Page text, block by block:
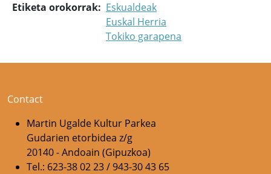
Etiketa orokorrak
Eskualdeak
Euskal Herria
Tokiko garapena
Contact
Martin Ugalde Kultur Parkea
Gudarien etorbidea z/g
20140 - Andoain (Gipuzkoa)
Tel.: 623-38 02 23 / 943-30 43 65